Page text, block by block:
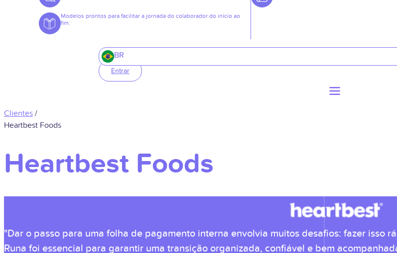
Modelos prontos para facilitar a jornada do colaborador do início ao
fim.
BR
Entrar
Clientes /
Heartbest Foods
Heartbest Foods
"Dar o passo para uma folha de pagamento interna envolvia muitos desafios: fazer isso
Runa foi essencial para garantir uma transição organizada, confiável e bem